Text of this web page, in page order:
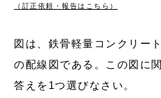
（訂正依頼・報告はこちら）
図は、鉄骨軽量コンクリー
の配線図である。この図に
答えを1つ選びなさい。